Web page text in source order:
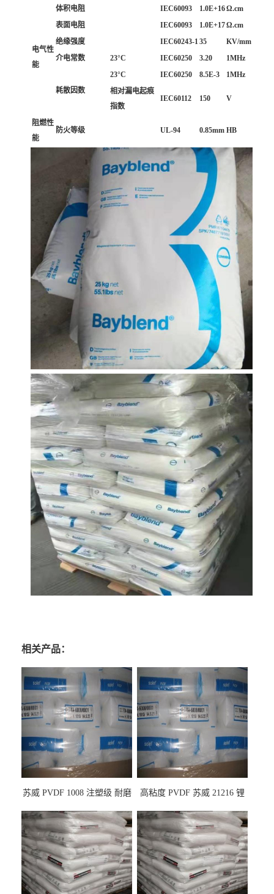
电气性
能
体积电阻 IEC60093 1.0E+16Ω.cm
表面电阻
IEC60093 1.0E+17Ω.cm
绝缘强度
IEC60243-135
KV/mm
介电常数
23°C IEC60250 3.20 1MHz
耗散因数
23°C IEC60250 8.5E-3
1MHz
相对漏电起痕
指数
IEC60112 150 V
阻燃性
能
防火等级 UL-94 0.85mm HB
相关产品：
苏威 PVDF 1008 注塑级 耐磨
龙
高粘度 PVDF 苏威 21216 锂